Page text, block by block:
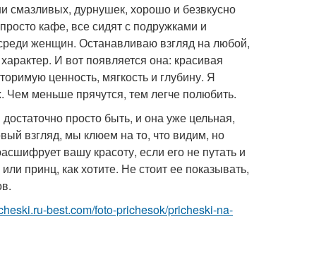
дурнушек, хорошо и безвкусно
кафе, все сидят с подружками и
женщин. Останавливаю взгляд на любой,
И вот появляется она: красивая
ценность, мягкость и глубину. Я
Чем меньше прячутся, тем легче полюбить.
просто быть, и она уже цельная,
взгляд, мы клюем на то, что видим, но
вашу красоту, если его не путать и
принц, как хотите. Не стоит ее показывать,
best.com/foto-prichesok/pricheski-na-